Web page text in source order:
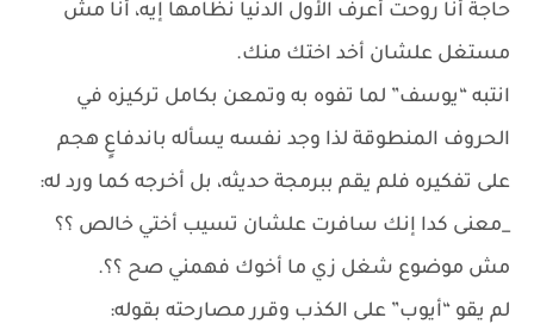
حاجة أنا روحت أعرف الأول الدنيا نظامها إيه، أنا مش
مستغل علشان أخد اختك منك.
انتبه “يوسف” لما تفوه به وتمعن بكامل تركيزه في
الحروف المنطوقة لذا وجد نفسه يسأله باندفاعٍ هجم
على تفكيره فلم يقم ببرمجة حديثه، بل أخرجه كما ورد له:
_معنى كدا إنك سافرت علشان تسيب أختي خالص ؟؟
مش موضوع شغل زي ما أخوك فهمني صح ؟؟.
لم يقو “أيوب” على الكذب وقرر مصارحته بقوله: